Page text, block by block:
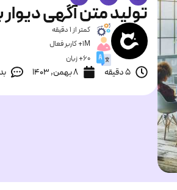
تولید متن آگهی
کمتر از 1 دقیقه
1M+ کاربر فعال
60+ زبان
5 دقیقه ۸ بهمن, ۱۴۰۳